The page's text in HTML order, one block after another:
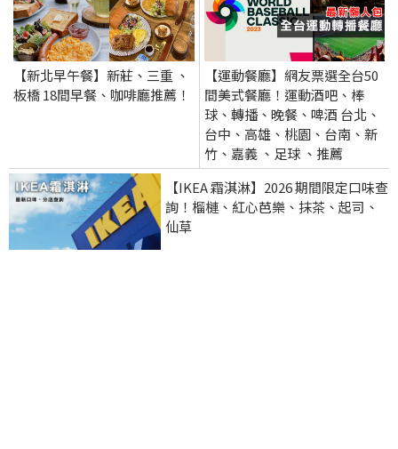
【新北早午餐】新莊、三重 、
板橋 18間早餐、咖啡廳推薦！
【運動餐廳】網友票選全台50
間美式餐廳！運動酒吧、棒
球、轉播、晚餐、啤酒 台北、
台中、高雄、桃園、台南、新
竹、嘉義 、足球 、推薦
【IKEA 霜淇淋】2026 期間限定口味查
詢！榴槤、紅心芭樂、抹茶、起司、
仙草